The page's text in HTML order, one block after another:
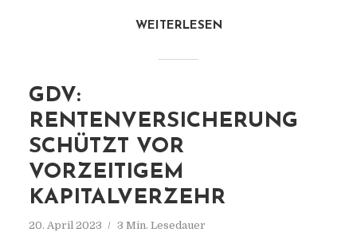
WEITERLESEN
GDV:
RENTENVERSICHERUNG
SCHÜTZT VOR
VORZEITIGEM
KAPITALVERZEHR
20. April 2023 3 Min. Lesedauer